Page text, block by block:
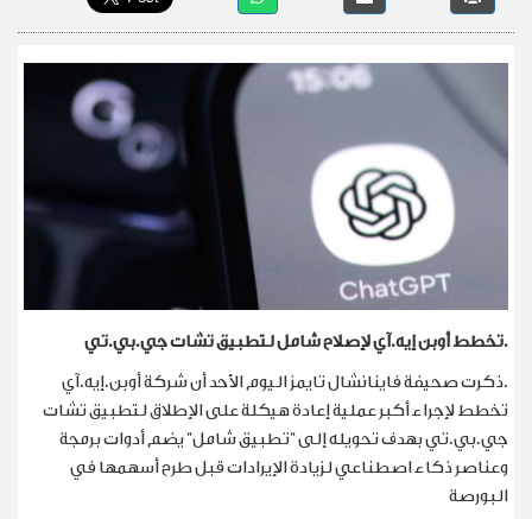
.تخطط أوبن إيه.آي لإصلاح شامل لتطبيق تشات جي.بي.تي
.ذكرت صحيفة فاينانشال تايمز اليوم الأحد أن شركة ‌أوبن.إيه.آي
تخطط لإجراء أكبر عملية إعادة هيكلة على الإطلاق لتطبيق تشات
جي.بي.تي بهدف تحويله إلى "تطبيق شامل" ⁠يضم أدوات برمجة
وعناصر ذكاء اصطناعي لزيادة الإيرادات قبل طرح أسهمها في
البورصة